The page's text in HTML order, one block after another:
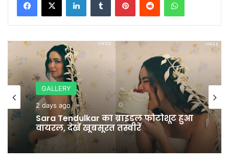
GALLERY
2 days ago
Sara Tendulkar का ब्राइडल फोटोशूट हुआ
वायरल, देखें खूबसूरत तस्वीरें